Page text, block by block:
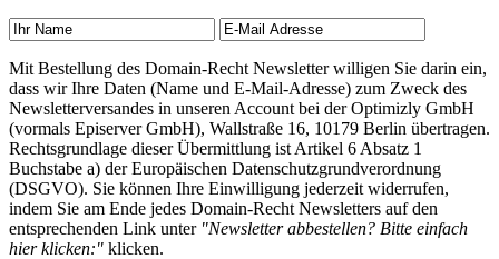
Mit Bestellung des Domain-Recht Newsletter willigen Sie darin ein,
dass wir Ihre Daten (Name und E-Mail-Adresse) zum Zweck des
Newsletterversandes in unseren Account bei der Optimizly GmbH
(vormals Episerver GmbH), Wallstraße 16, 10179 Berlin übertragen.
Rechtsgrundlage dieser Übermittlung ist Artikel 6 Absatz 1
Buchstabe a) der Europäischen Datenschutzgrundverordnung
(DSGVO). Sie können Ihre Einwilligung jederzeit widerrufen,
indem Sie am Ende jedes Domain-Recht Newsletters auf den
entsprechenden Link unter "Newsletter abbestellen? Bitte einfach
hier klicken:" klicken.